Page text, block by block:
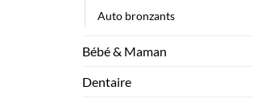
Auto bronzants
Bébé & Maman
Dentaire